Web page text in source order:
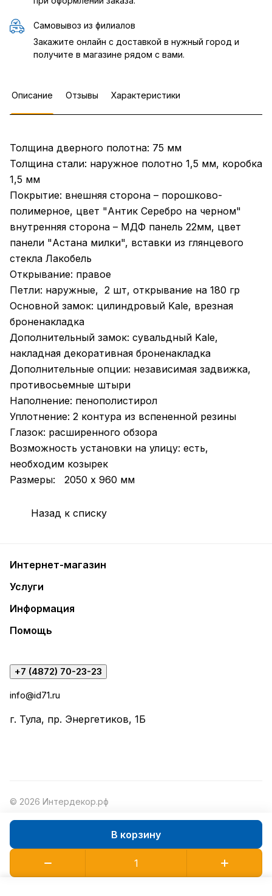
В корзину
Самовывоз из филиалов
Закажите онлайн с доставкой в нужный город и
получите в магазине рядом с вами.
Описание Отзывы Характеристики
Толщина дверного полотна: 75 мм
Толщина стали: наружное полотно 1,5 мм, коробка
1,5 мм
Покрытие: внешняя сторона – порошково-
полимерное, цвет "Антик Серебро на черном"
внутренняя сторона – МДФ панель 22мм, цвет
панели "Астана милки", вставки из глянцевого
стекла Лакобель
Открывание: правое
Петли: наружные, 2 шт, открывание на 180 гр
Основной замок: цилиндровый Kale, врезная
броненакладка
Дополнительный замок: сувальдный Kale,
накладная декоративная броненакладка
Дополнительные опции: независимая задвижка,
противосьемные штыри
Наполнение: пенополистирол
Уплотнение: 2 контура из вспененной резины
Глазок: расширенного обзора
Возможность установки на улицу: есть,
необходим козырек
Размеры: 2050 х 960 мм
Назад к списку
Интернет-магазин
Услуги
Информация
Помощь
+7 (4872) 70-23-23
info@id71.ru
г. Тула, пр. Энергетиков, 1Б
© 2026 Интердекор.рф